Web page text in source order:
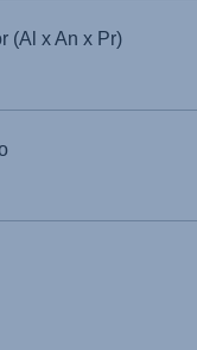
(Al x An x Pr)